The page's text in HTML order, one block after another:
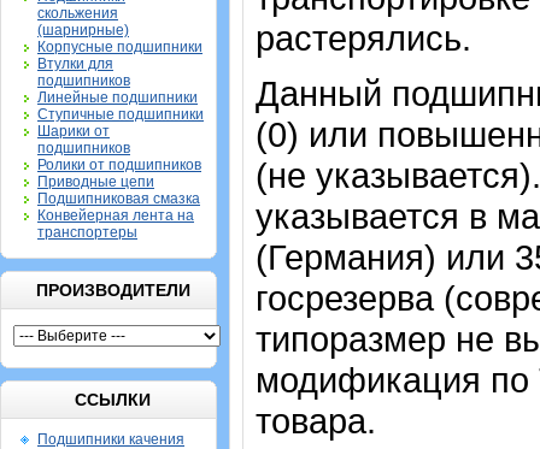
скольжения
(шарнирные)
Корпусные подшипники
Втулки для
подшипников
Линейные подшипники
Ступичные подшипники
Шарики от
подшипников
Ролики от подшипников
Приводные цепи
Подшипниковая смазка
Конвейерная лента на
транспортеры
ПРОИЗВОДИТЕЛИ
ССЫЛКИ
Подшипники качения
растерялись.
Данный
(0) или
(не
указывается в
(Германия) или
госрезерва
типоразмер не
модификация по
товара.